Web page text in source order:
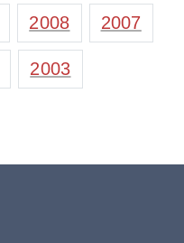
2008 2007
2003